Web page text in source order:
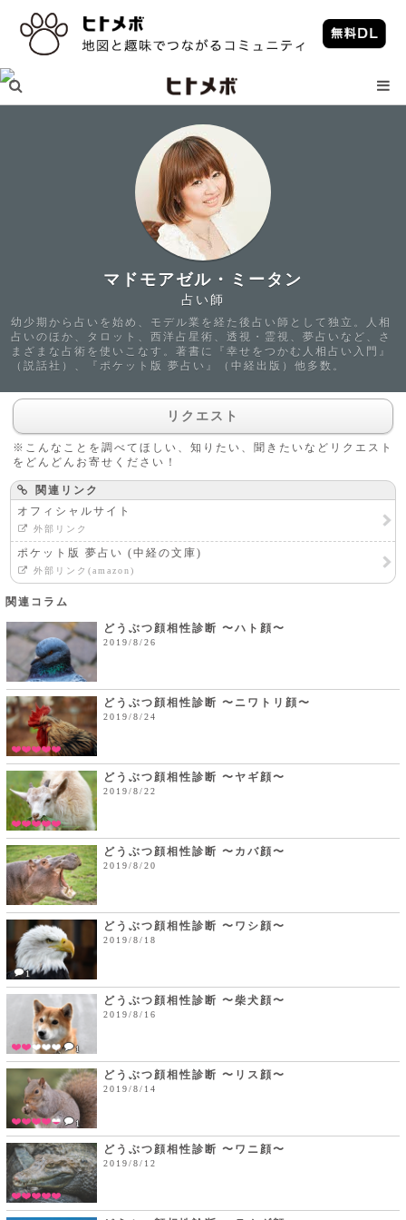
マドモアゼル・ミータン
占い師
幼少期から占いを始め、モデル業を経た後占い師として独立。人相
占いのほか、タロット、西洋占星術、透視・霊視、夢占いなど、さ
まざまな占術を使いこなす。著書に『幸せをつかむ人相占い入門』
（説話社）、『ポケット版 夢占い』（中経出版）他多数。
リクエスト
※こんなことを調べてほしい、知りたい、聞きたいなどリクエスト
をどんどんお寄せください！
関連リンク
オフィシャルサイト
外部リンク
ポケット版 夢占い (中経の文庫)
外部リンク(amazon)
関連コラム
どうぶつ顔相性診断 〜ハト顔〜
2019/8/26
どうぶつ顔相性診断 〜ニワトリ顔〜
2019/8/24
どうぶつ顔相性診断 〜ヤギ顔〜
2019/8/22
どうぶつ顔相性診断 〜カバ顔〜
2019/8/20
1
どうぶつ顔相性診断 〜ワシ顔〜
2019/8/18
1
どうぶつ顔相性診断 〜柴犬顔〜
2019/8/16
1
どうぶつ顔相性診断 〜リス顔〜
2019/8/14
どうぶつ顔相性診断 〜ワニ顔〜
2019/8/12